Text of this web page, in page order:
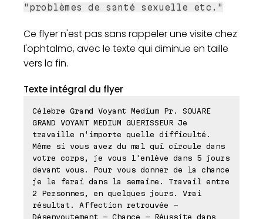
"problèmes de santé sexuelle etc."
Ce flyer n'est pas sans rappeler une visite chez
l'ophtalmo, avec le texte qui diminue en taille
vers la fin.
Texte intégral du flyer
Célebre Grand Voyant Medium Pr. SOUARE
GRAND VOYANT MEDIUM GUERISSEUR Je
travaille n'importe quelle difficulté.
Même si vous avez du mal qui circule dans
votre corps, je vous l'enlève dans 5 jours
devant vous. Pour vous donner de la chance
je le ferai dans la semaine. Travail entre
2 Personnes, en quelques jours. Vrai
résultat. Affection retrouvée -
Désenvoutement - Chance - Réussite dans